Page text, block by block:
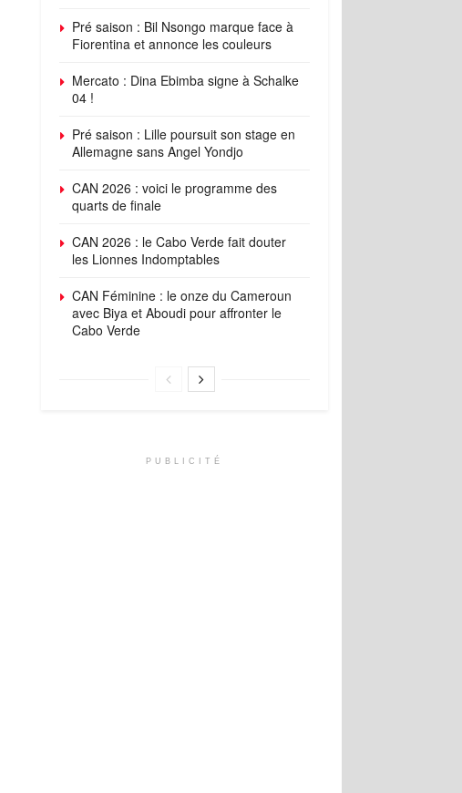
Pré saison : Bil Nsongo marque face à
Fiorentina et annonce les couleurs
Mercato : Dina Ebimba signe à Schalke
04 !
Pré saison : Lille poursuit son stage en
Allemagne sans Angel Yondjo
CAN 2026 : voici le programme des
quarts de finale
CAN 2026 : le Cabo Verde fait douter
les Lionnes Indomptables
CAN Féminine : le onze du Cameroun
avec Biya et Aboudi pour affronter le
Cabo Verde
PUBLICITÉ